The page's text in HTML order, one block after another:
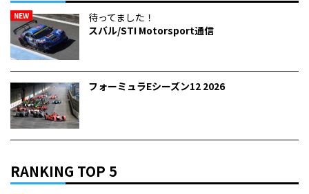
NEW
待ってました！
スバル/STI Motorsport通信
フォーミュラEシーズン12 2026
RANKING TOP 5